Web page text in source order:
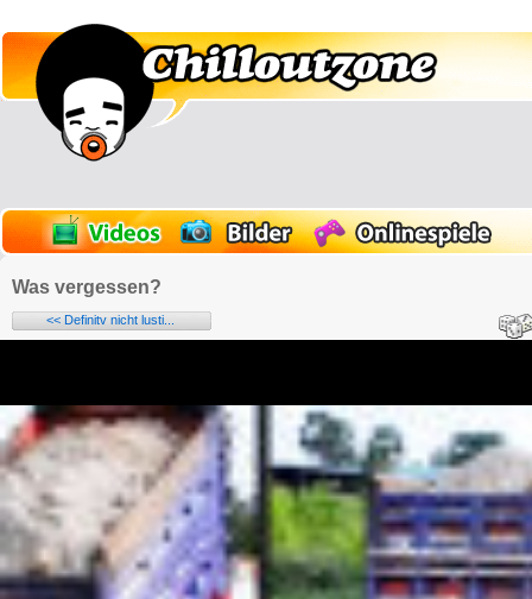
Was vergessen?
<< Definitv nicht lusti...